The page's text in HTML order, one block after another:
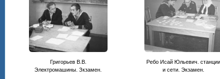
Григорьев В.В.
Электромашины. Зкзамен.
Ребо Исай Юльевич. станции
и сети. Экзамен.